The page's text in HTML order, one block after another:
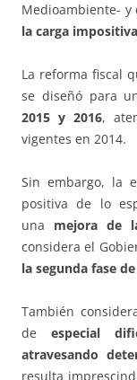
Medioambiente-
la carga impositiva
La reforma fiscal
se diseñó para
2015 y 2016,
vigentes en 2014.
Sin embargo, la
positiva de lo
una mejora de
considera el
la segunda fase
También
deespecial
atravesando
resulta